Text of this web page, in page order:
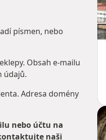
písmen, nebo
Obsah e-mailu
údajů.
Adresa domény
nebo účtu na
naši